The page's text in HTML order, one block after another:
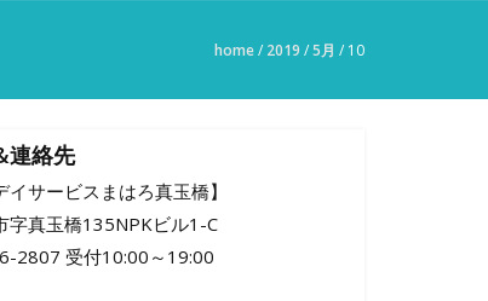
home/ 2019 /5月 / 10
連絡先
イサービスまはろ真玉橋】
字真玉橋135NPKビル1-C
2807 受付10:00～19:00